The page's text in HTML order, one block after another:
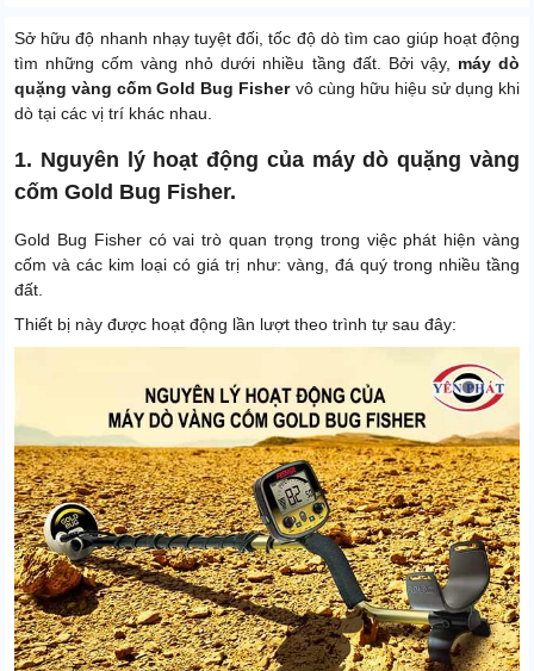
Sở hữu độ nhanh nhạy tuyệt đối, tốc độ dò tìm cao giúp hoạt động
tìm những cốm vàng nhỏ dưới nhiều tầng đất. Bởi vậy, máy dò
quặng vàng cốm Gold Bug Fishervô cùng hữu hiệu sử dụng khi
dò tại các vị trí khác nhau.
1. Nguyên lý hoạt động của máy dò quặng vàng
cốm Gold Bug Fisher.
Gold Bug Fisher có vai trò quan trọng trong việc phát hiện vàng
cốm và các kim loại có giá trị như: vàng, đá quý trong nhiều tầng
đất.
Thiết bị này được hoạt động lần lượt theo trình tự sau đây: